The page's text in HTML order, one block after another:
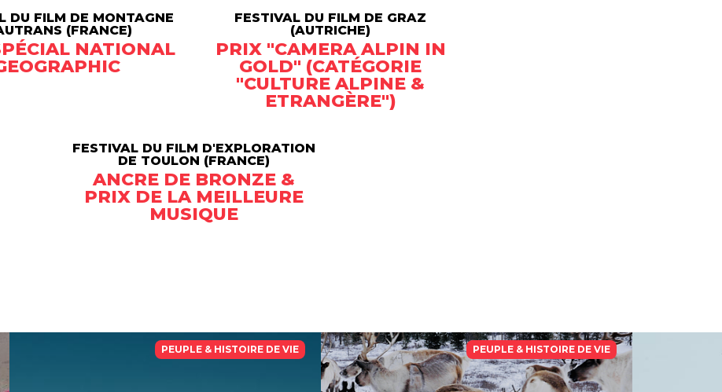
DU FILM DE MONTAGNE
(FRANCE)
NATIONAL
FESTIVAL DU FILM DE GRAZ
(AUTRICHE)
PRIX "CAMERA ALPIN IN
GOLD" (CATÉGORIE
"CULTURE ALPINE &
ETRANGÈRE")
FESTIVAL DU FILM D'EXPLORATION
DE TOULON (FRANCE)
ANCRE DE BRONZE &
PRIX DE LA MEILLEURE
MUSIQUE
PEUPLE & HISTOIRE DE VIE PEUPLE & HISTOIRE DE VIE